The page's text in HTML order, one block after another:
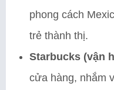
phong cách
trẻ thành thị.
Starbucks (vận
cửa hàng, nhắm